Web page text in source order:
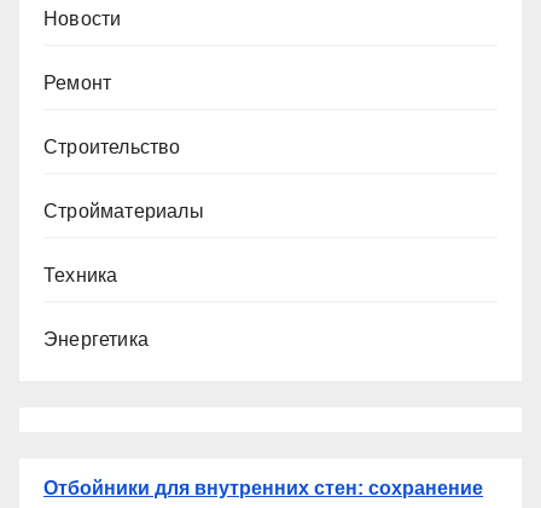
Новости
Ремонт
Строительство
Стройматериалы
Техника
Энергетика
Отбойники для внутренних стен: сохранение